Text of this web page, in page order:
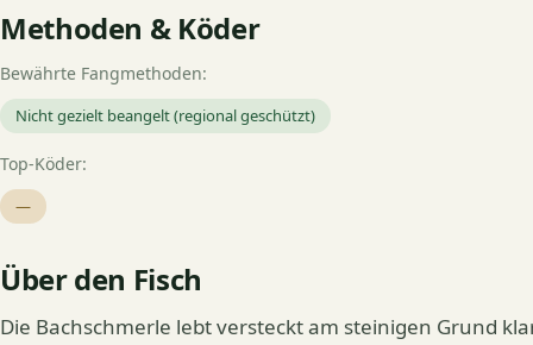
Methoden & Köder
Bewährte Fangmethoden:
Nicht gezielt beangelt (regional geschützt)
Top-Köder:
—
Über den Fisch
Die Bachschmerle lebt versteckt am steinigen Grund